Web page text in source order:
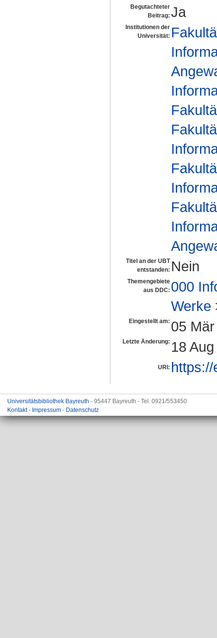
Begutachteter
Beitrag: Ja
Institutionen der
Universität:
Titel an der UBT
entstanden: Nein
Themengebiete
aus DDC: 000
Werke
Eingestellt am: 05
Letzte Änderung: 18
URI:
Universitätsbibliothek Bayreuth - 95447 Bayreuth - Tel. 0921/553450
Kontakt- Impressum - Datenschutz